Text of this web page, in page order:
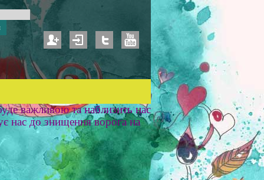
важливою та наблизить нас
нас до знищення ворога на